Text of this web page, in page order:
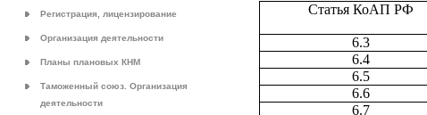
Регистрация, лицензирование
Организация деятельности
Планы плановых КНМ
Таможенный союз. Организация
деятельности
Статья КоАП РФ
6.3
6.4
6.5
6.6
6.7